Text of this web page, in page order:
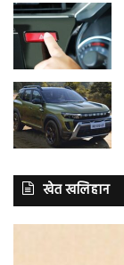
खेत खलिहान